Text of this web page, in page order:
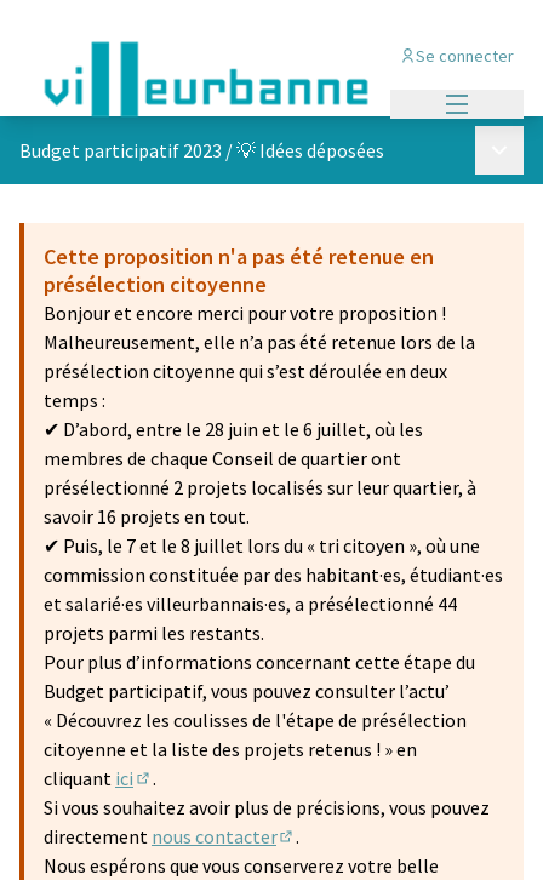
Se connecter
Budget participatif 2023 /💡 Idées déposées
Cette proposition n'a pas été retenue en
présélection citoyenne
Bonjour et encore merci pour votre proposition !
Malheureusement, elle n’a pas été retenue lors de la
présélection citoyenne qui s’est déroulée en deux
temps :
✔ D’abord, entre le 28 juin et le 6 juillet, où les
membres de chaque Conseil de quartier ont
présélectionné 2 projets localisés sur leur quartier, à
savoir 16 projets en tout.
✔ Puis, le 7 et le 8 juillet lors du « tri citoyen », où une
commission constituée par des habitant·es, étudiant·es
et salarié·es villeurbannais·es, a présélectionné 44
projets parmi les restants.
Pour plus d’informations concernant cette étape du
Budget participatif, vous pouvez consulter l’actu’
« Découvrez les coulisses de l'étape de présélection
citoyenne et la liste des projets retenus ! » en
cliquant ici
(S'ouvre dans un nouvel onglet)
.
Si vous souhaitez avoir plus de précisions, vous pouvez
directement nous contacter
(S'ouvre dans un nouvel onglet)
.
Nous espérons que vous conserverez votre belle